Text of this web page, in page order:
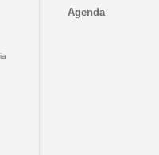
Agenda